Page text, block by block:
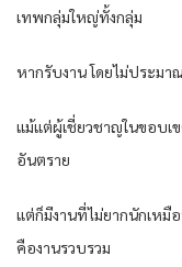
เทพกลุ่มใหญ่ทั้งกลุ่ม
หากรับงาน โดยไม่ประมา
แม้แต่ผู้เชี่ยวชาญในขอบเ
อันตราย
แต่ก็มีงานที่ไม่ยากนักเหมื
คืองานรวบรวม